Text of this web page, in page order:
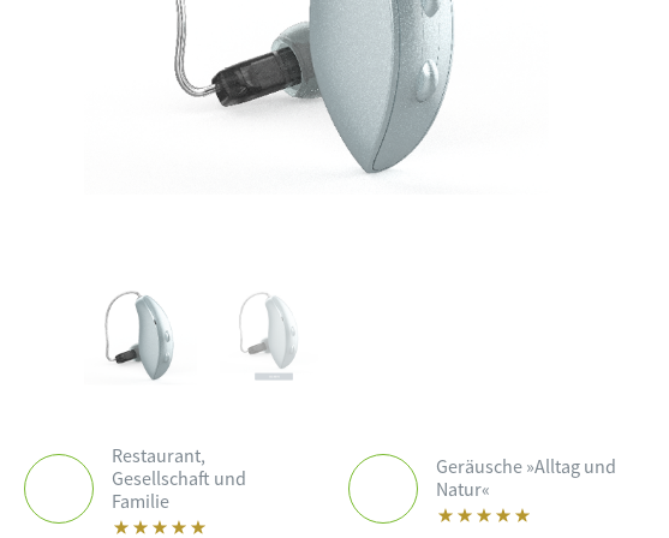
Restaurant,
Gesellschaft und
Familie
Geräusche »Alltag und
Natur«